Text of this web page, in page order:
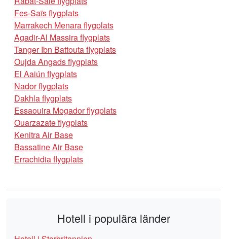
Fes-Saïs flygplats
Marrakech Menara flygplats
Agadir-Al Massira flygplats
Tanger Ibn Battouta flygplats
Oujda Angads flygplats
El Aaiún flygplats
Nador flygplats
Dakhla flygplats
Essaouira Mogador flygplats
Ouarzazate flygplats
Kenitra Air Base
Bassatine Air Base
Errachidia flygplats
Hotell i populära länder